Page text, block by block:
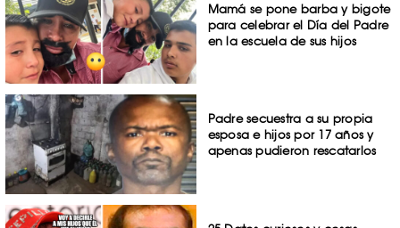
Mamá se pone barba y bigote
para celebrar el Día del Padre
en la escuela de sus hijos
Padre secuestra a su propia
esposa e hijos por 17 años y
apenas pudieron rescatarlos